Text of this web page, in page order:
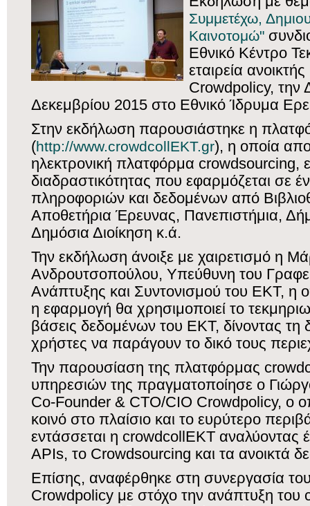
Συμμετέχω,
Καινοτομώ"
Εθνικό Κέντρο
εταιρεία
Crowdpolicy, την
Δεκεμβρίου 2015 στο Εθνικό Ίδρυμα
Στην εκδήλωση παρουσιάστηκε η
(http://www.crowdcollEKT.gr), η οποία
ηλεκτρονική πλατφόρμα crowdsourcing,
διαδραστικότητας που εφαρμόζεται σε
πληροφοριών και δεδομένων από
Αποθετήρια Έρευνας, Πανεπιστήμια,
Δημόσια Διοίκηση κ.ά.
Την εκδήλωση άνοιξε με χαιρετισμό η
Ανδρουτσοπούλου, Υπεύθυνη του
Ανάπτυξης και Συντονισμού του ΕΚΤ, η
η εφαρμογή θα χρησιμοποιεί το
βάσεις δεδομένων του ΕΚΤ, δίνοντας τη
χρήστες να παράγουν το δικό τους
Την παρουσίαση της πλατφόρμας
υπηρεσιών της πραγματοποίησε ο
Co-Founder & CTO/CIO Crowdpolicy, ο
κοινό στο πλαίσιο και το ευρύτερο
εντάσσεται η crowdcollEKT αναλύοντας
APIs, το Crowdsourcing και τα ανοικτά
Επίσης, αναφέρθηκε στη συνεργασία
Crowdpolicy με στόχο την ανάπτυξη του